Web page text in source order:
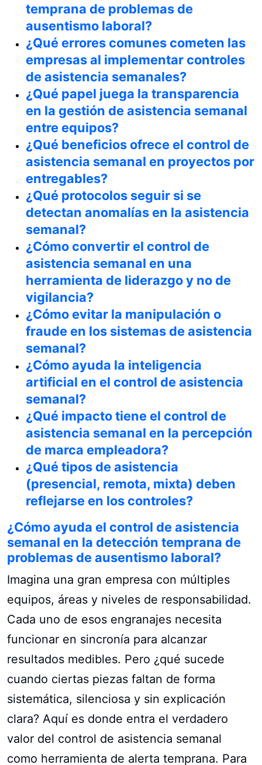
temprana de problemas de
ausentismo laboral?
¿Qué errores comunes cometen las
empresas al implementar controles
de asistencia semanales?
¿Qué papel juega la transparencia
en la gestión de asistencia semanal
entre equipos?
¿Qué beneficios ofrece el control de
asistencia semanal en proyectos por
entregables?
¿Qué protocolos seguir si se
detectan anomalías en la asistencia
semanal?
¿Cómo convertir el control de
asistencia semanal en una
herramienta de liderazgo y no de
vigilancia?
¿Cómo evitar la manipulación o
fraude en los sistemas de asistencia
semanal?
¿Cómo ayuda la inteligencia
artificial en el control de asistencia
semanal?
¿Qué impacto tiene el control de
asistencia semanal en la percepción
de marca empleadora?
¿Qué tipos de asistencia
(presencial, remota, mixta) deben
reflejarse en los controles?
¿Cómo ayuda el control de asistencia
semanal en la detección temprana de
problemas de ausentismo laboral?
Imagina una gran empresa con múltiples
equipos, áreas y niveles de responsabilidad.
Cada uno de esos engranajes necesita
funcionar en sincronía para alcanzar
resultados medibles. Pero ¿qué sucede
cuando ciertas piezas faltan de forma
sistemática, silenciosa y sin explicación
clara? Aquí es donde entra el verdadero
valor del control de asistencia semanal
como herramienta de alerta temprana. Para